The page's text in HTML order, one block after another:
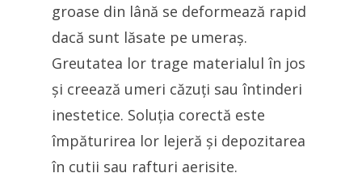
groase din lână se deformează rapid
dacă sunt lăsate pe umeraș.
Greutatea lor trage materialul în jos
și creează umeri căzuți sau întinderi
inestetice. Soluția corectă este
împăturirea lor lejeră și depozitarea
în cutii sau rafturi aerisite.